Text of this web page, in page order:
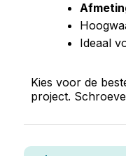
Ideaal
Kies voor de
project.